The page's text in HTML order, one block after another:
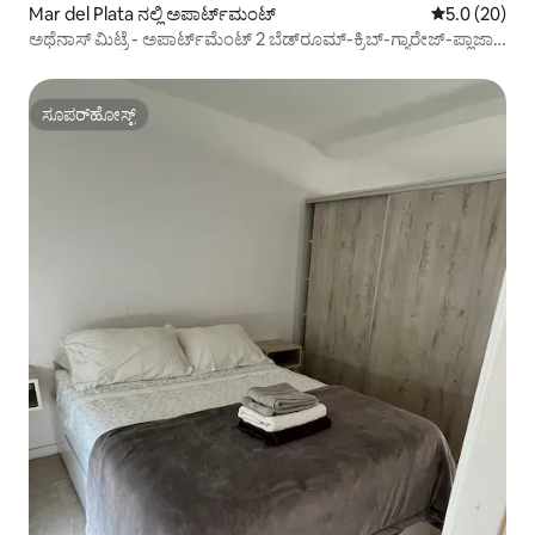
Mar del Plata ನಲ್ಲಿ ಅಪಾರ್ಟ್‌ಮಂಟ್ 5 ರಲ್ಲಿ 5.0
5.0 (20)
ಅಥೆನಾಸ್ ಮಿಟ್ರೆ - ಅಪಾರ್ಟ್‌ಮೆಂಟ್ 2 ಬೆಡ್‌ರೂಮ್-ಕ್ರಿಬ್-ಗ್ಯಾರೇಜ್-ಪ್ಲಾಜಾ
ಸೂಪರ್‌ಹೋಸ್ಟ್
ಸೂಪರ್‌ಹೋಸ್ಟ್